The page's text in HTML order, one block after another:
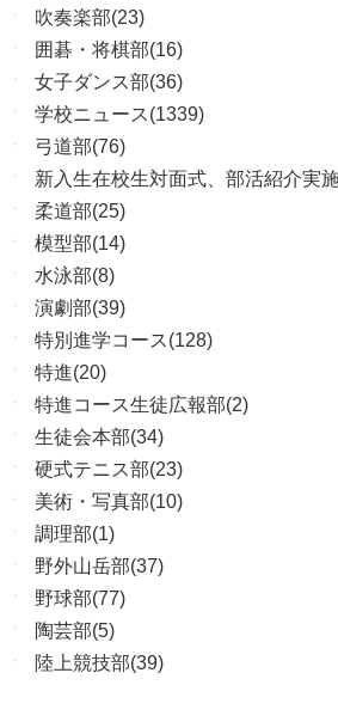
吹奏楽部(23)
囲碁・将棋部(16)
女子ダンス部(36)
学校ニュース(1339)
弓道部(76)
新入生在校生対面式、部活紹介実
柔道部(25)
模型部(14)
水泳部(8)
演劇部(39)
特別進学コース(128)
特進(20)
特進コース生徒広報部(2)
生徒会本部(34)
硬式テニス部(23)
美術・写真部(10)
調理部(1)
野外山岳部(37)
野球部(77)
陶芸部(5)
陸上競技部(39)